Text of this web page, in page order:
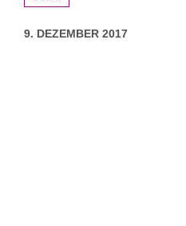
9. DEZEMBER 2017